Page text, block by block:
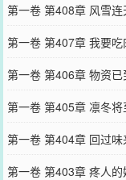
第一卷 第408章 风雪连
第一卷 第407章 我要吃
第一卷 第406章 物资已
第一卷 第405章 凛冬将
第一卷 第404章 回过味
第一卷 第403章 疼人的